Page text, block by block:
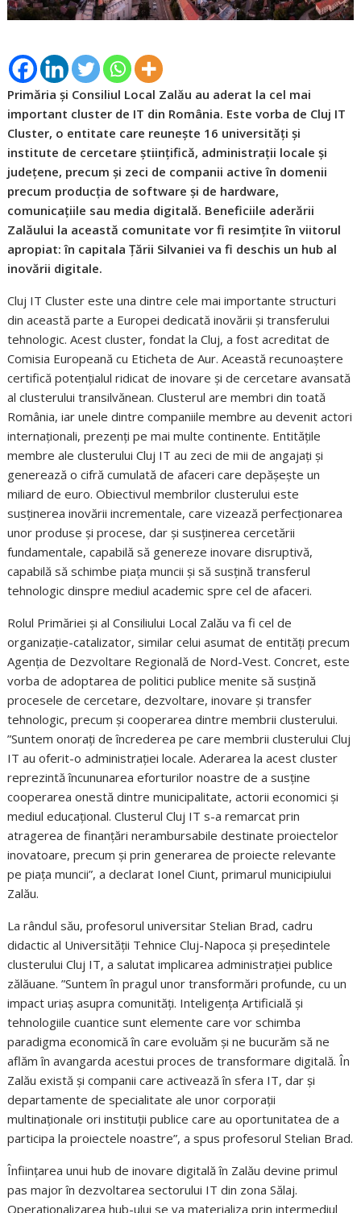
Primăria și Consiliul Local Zalău au aderat la cel mai
important cluster de IT din România. Este vorba de Cluj IT
Cluster, o entitate care reunește 16 universități și
institute de cercetare științifică, administrații locale și
județene, precum și zeci de companii active în domenii
precum producția de software și de hardware,
comunicațiile sau media digitală. Beneficiile aderării
Zalăului la această comunitate vor fi resimțite în viitorul
apropiat: în capitala Țării Silvaniei va fi deschis un hub al
inovării digitale.
Cluj IT Cluster este una dintre cele mai importante structuri
din această parte a Europei dedicată inovării și transferului
tehnologic. Acest cluster, fondat la Cluj, a fost acreditat de
Comisia Europeană cu Eticheta de Aur. Această recunoaștere
certifică potențialul ridicat de inovare și de cercetare avansată
al clusterului transilvănean. Clusterul are membri din toată
România, iar unele dintre companiile membre au devenit actori
internaționali, prezenți pe mai multe continente. Entitățile
membre ale clusterului Cluj IT au zeci de mii de angajați și
generează o cifră cumulată de afaceri care depășește un
miliard de euro. Obiectivul membrilor clusterului este
susținerea inovării incrementale, care vizează perfecționarea
unor produse și procese, dar și susținerea cercetării
fundamentale, capabilă să genereze inovare disruptivă,
capabilă să schimbe piața muncii și să susțină transferul
tehnologic dinspre mediul academic spre cel de afaceri.
Rolul Primăriei și al Consiliului Local Zalău va fi cel de
organizație-catalizator, similar celui asumat de entități precum
Agenția de Dezvoltare Regională de Nord-Vest. Concret, este
vorba de adoptarea de politici publice menite să susțină
procesele de cercetare, dezvoltare, inovare și transfer
tehnologic, precum și cooperarea dintre membrii clusterului.
”Suntem onorați de încrederea pe care membrii clusterului Cluj
IT au oferit-o administrației locale. Aderarea la acest cluster
reprezintă încununarea eforturilor noastre de a susține
cooperarea onestă dintre municipalitate, actorii economici și
mediul educațional. Clusterul Cluj IT s-a remarcat prin
atragerea de finanțări nerambursabile destinate proiectelor
inovatoare, precum și prin generarea de proiecte relevante
pe piața muncii”, a declarat Ionel Ciunt, primarul municipiului
Zalău.
La rândul său, profesorul universitar Stelian Brad, cadru
didactic al Universității Tehnice Cluj-Napoca și președintele
clusterului Cluj IT, a salutat implicarea administrației publice
zălăuane. ”Suntem în pragul unor transformări profunde, cu un
impact uriaș asupra comunități. Inteligența Artificială și
tehnologiile cuantice sunt elemente care vor schimba
paradigma economică în care evoluăm și ne bucurăm să ne
aflăm în avangarda acestui proces de transformare digitală. În
Zalău există și companii care activează în sfera IT, dar și
departamente de specialitate ale unor corporații
multinaționale ori instituții publice care au oportunitatea de a
participa la proiectele noastre”, a spus profesorul Stelian Brad.
Înființarea unui hub de inovare digitală în Zalău devine primul
pas major în dezvoltarea sectorului IT din zona Sălaj.
Operaționalizarea hub-ului se va materializa prin intermediul